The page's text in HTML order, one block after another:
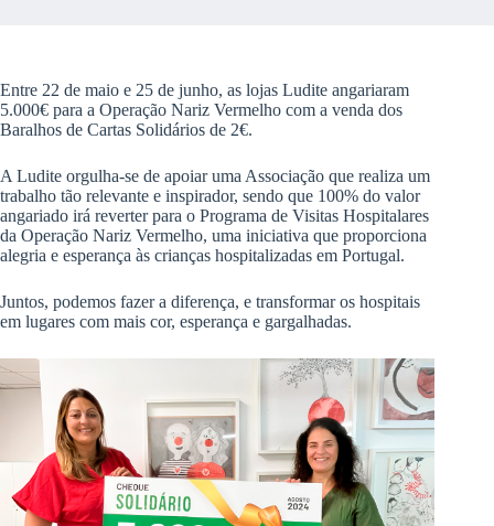
Entre 22 de maio e 25 de junho, as lojas Ludite angariaram
5.000€ para a Operação Nariz Vermelho com a venda dos
Baralhos de Cartas Solidários de 2€.
A Ludite orgulha-se de apoiar uma Associação que realiza um
trabalho tão relevante e inspirador, sendo que 100% do valor
angariado irá reverter para o Programa de Visitas Hospitalares
da Operação Nariz Vermelho, uma iniciativa que proporciona
alegria e esperança às crianças hospitalizadas em Portugal.
Juntos, podemos fazer a diferença, e transformar os hospitais
em lugares com mais cor, esperança e gargalhadas.